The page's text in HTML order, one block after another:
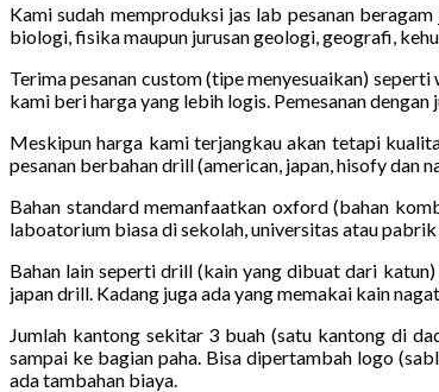
Kami sudah memproduksi jas lab pesanan
biologi, fisika maupun jurusan geologi, geografi,
Terima pesanan custom (tipe menyesuaikan)
kami beri harga yang lebih logis. Pemesanan
Meskipun harga kami terjangkau akan tetapi
pesanan berbahan drill (american, japan, hisofy dan
Bahan standard memanfaatkan oxford (bahan
laboatorium biasa di sekolah, universitas atau
Bahan lain seperti drill (kain yang dibuat dari
japan drill. Kadang juga ada yang memakai kain
Jumlah kantong sekitar 3 buah (satu kantong di
sampai ke bagian paha. Bisa dipertambah logo
ada tambahan biaya.